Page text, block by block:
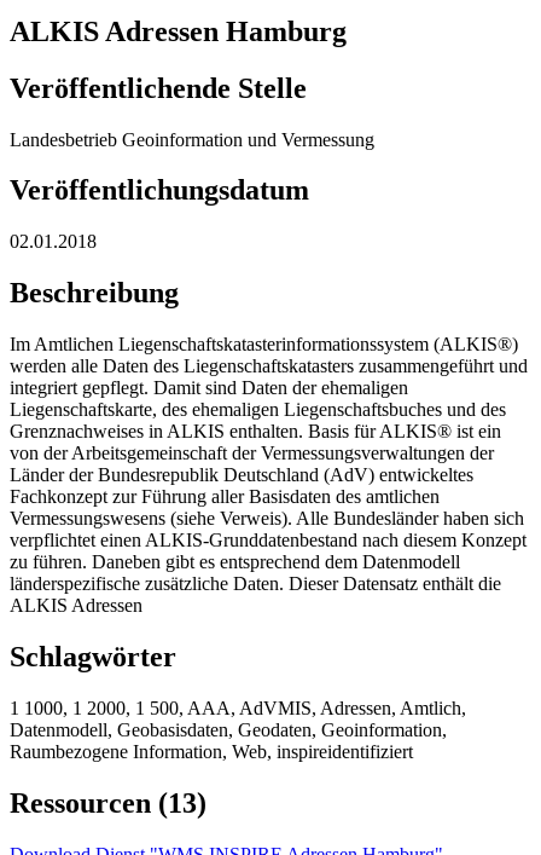
ALKIS Adressen Hamburg
Veröffentlichende Stelle
Landesbetrieb Geoinformation und Vermessung
Veröffentlichungsdatum
02.01.2018
Beschreibung
Im Amtlichen Liegenschaftskatasterinformationssystem (ALKIS®)
werden alle Daten des Liegenschaftskatasters zusammengeführt und
integriert gepflegt. Damit sind Daten der ehemaligen
Liegenschaftskarte, des ehemaligen Liegenschaftsbuches und des
Grenznachweises in ALKIS enthalten. Basis für ALKIS® ist ein
von der Arbeitsgemeinschaft der Vermessungsverwaltungen der
Länder der Bundesrepublik Deutschland (AdV) entwickeltes
Fachkonzept zur Führung aller Basisdaten des amtlichen
Vermessungswesens (siehe Verweis). Alle Bundesländer haben sich
verpflichtet einen ALKIS-Grunddatenbestand nach diesem Konzept
zu führen. Daneben gibt es entsprechend dem Datenmodell
länderspezifische zusätzliche Daten. Dieser Datensatz enthält die
ALKIS Adressen
Schlagwörter
1 1000, 1 2000, 1 500, AAA, AdVMIS, Adressen, Amtlich,
Datenmodell, Geobasisdaten, Geodaten, Geoinformation,
Raumbezogene Information, Web, inspireidentifiziert
Ressourcen (13)